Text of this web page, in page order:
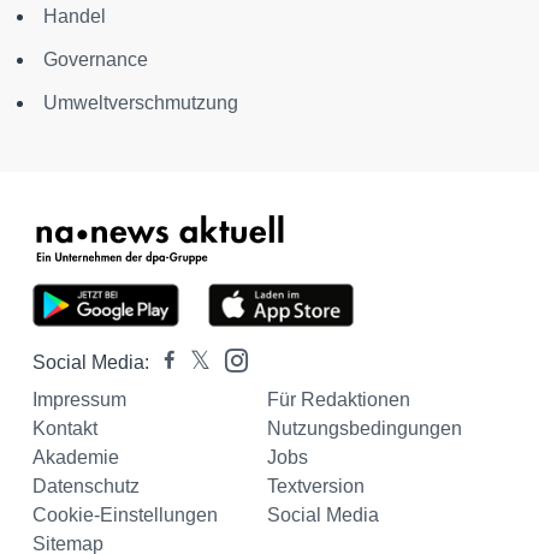
Handel
Governance
Umweltverschmutzung
Social Media:
Impressum
Für Redaktionen
Kontakt
Nutzungsbedingungen
Akademie
Jobs
Datenschutz
Textversion
Cookie-Einstellungen
Social Media
Sitemap